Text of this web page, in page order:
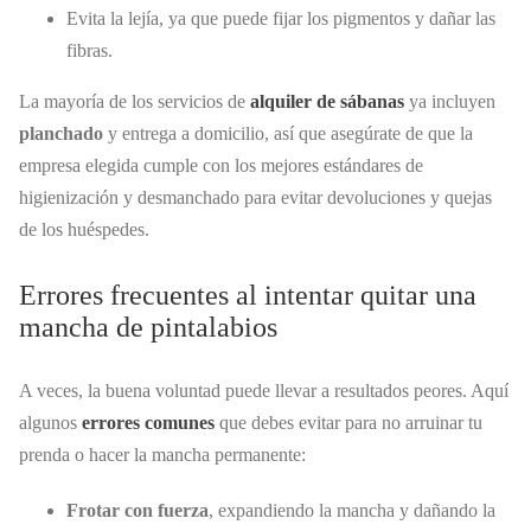
Evita la lejía, ya que puede fijar los pigmentos y dañar las
fibras.
La mayoría de los servicios de alquiler de sábanas ya incluyen
planchado y entrega a domicilio, así que asegúrate de que la
empresa elegida cumple con los mejores estándares de
higienización y desmanchado para evitar devoluciones y quejas
de los huéspedes.
Errores frecuentes al intentar quitar una
mancha de pintalabios
A veces, la buena voluntad puede llevar a resultados peores. Aquí
algunos errores comunes que debes evitar para no arruinar tu
prenda o hacer la mancha permanente:
Frotar con fuerza, expandiendo la mancha y dañando la